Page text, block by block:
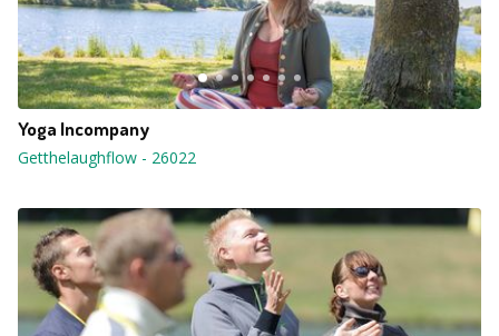
Yoga Incompany
Getthelaughflow - 26022